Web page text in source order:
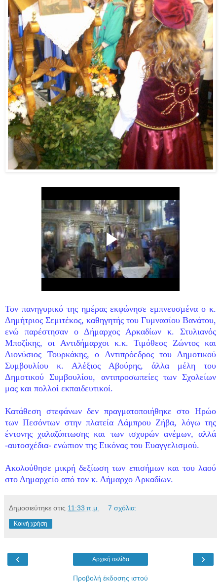
Τον πανηγυρικό της ημέρας εκφώνησε εμπνευσμένα ο κ.
Δημήτριος Σεμιτέκος, καθηγητής του Γυμνασίου Βανάτου,
ενώ παρέστησαν ο Δήμαρχος Αρκαδίων κ. Στυλιανός
Μποζίκης, οι Αντιδήμαρχοι κ.κ. Τιμόθεος Ζώντος και
Διονύσιος Τουρκάκης, ο Αντιπρόεδρος του Δημοτικού
Συμβουλίου κ. Αλέξιος Αβούρης, άλλα μέλη του
Δημοτικού Συμβουλίου, αντιπροσωπείες των Σχολείων
μας και πολλοί εκπαιδευτικοί.
Κατάθεση στεφάνων δεν πραγματοποιήθηκε στο Ηρώο
των Πεσόντων στην πλατεία Λάμπρου Ζήβα, λόγω της
έντονης χαλαζόπτωσης και των ισχυρών ανέμων, αλλά
-αυτοσχέδια- ενώπιον της Εικόνας του Ευαγγελισμού.
Ακολούθησε μικρή δεξίωση των επισήμων και του λαού
στο Δημαρχείο από τον κ. Δήμαρχο Αρκαδίων.
Δημοσιεύτηκε στις 11:33 π.μ. 7 σχόλια:
Κοινή χρήση
‹ ›
Αρχική σελίδα
Προβολή έκδοσης ιστού